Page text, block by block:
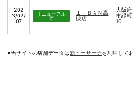
202
3/02/
07
リニューアル
等
１：ＢＡＮ高
槻店
大阪
市緑
10
※当サイトの店舗データは新ピーサーチを利用して